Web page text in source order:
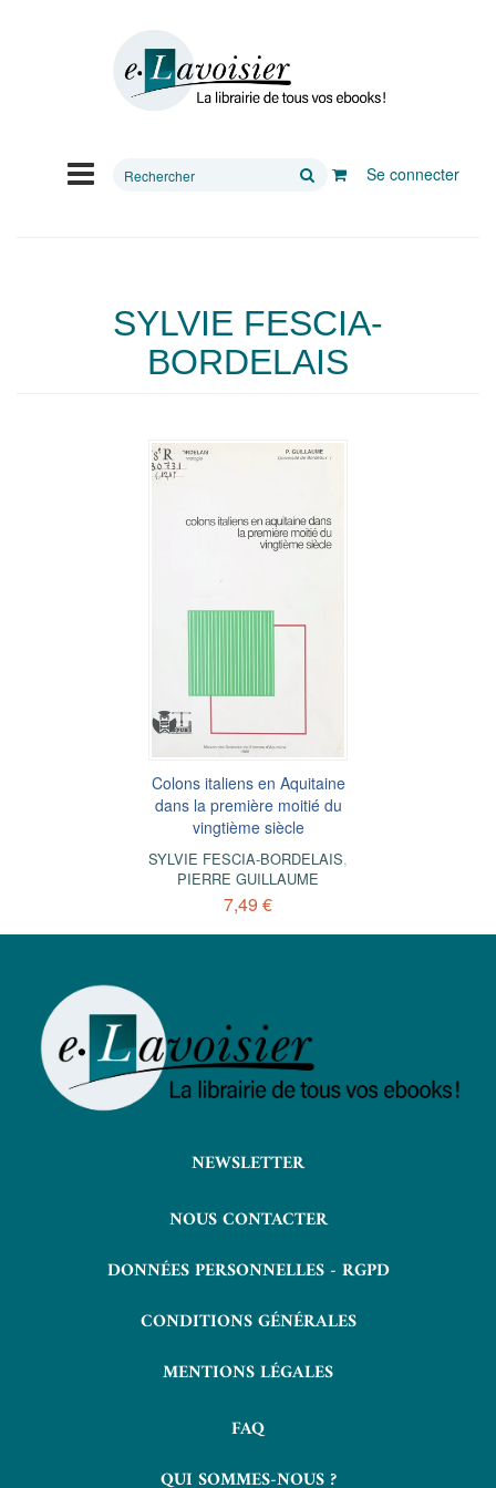
Rechercher
Se connecter
SYLVIE FESCIA-
BORDELAIS
Colons italiens en Aquitaine
dans la première moitié du
vingtième siècle
SYLVIE FESCIA-BORDELAIS,
PIERRE GUILLAUME
7,49 €
NEWSLETTER
NOUS CONTACTER
DONNÉES PERSONNELLES - RGPD
CONDITIONS GÉNÉRALES
MENTIONS LÉGALES
FAQ
QUI SOMMES-NOUS ?